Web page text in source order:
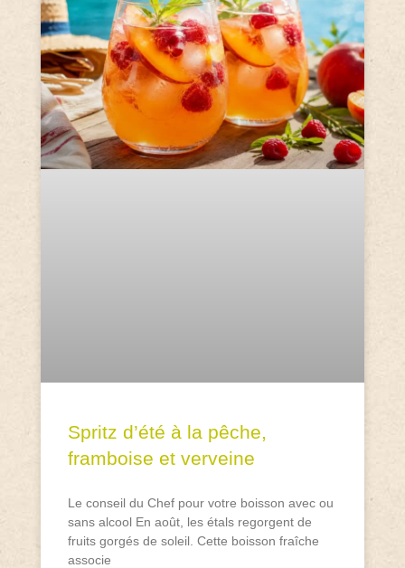
Spritz d’été à la pêche,
framboise et verveine
Le conseil du Chef pour votre boisson avec ou
sans alcool En août, les étals regorgent de
fruits gorgés de soleil. Cette boisson fraîche
associe